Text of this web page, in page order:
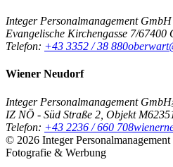
Integer Personalmanagement GmbH
Evangelische Kirchengasse 7/67400
Telefon: +43 3352 / 38 880
Wiener Neudorf
Integer Personalmanagement
IZ NÖ - Süd Straße 2, Objekt M6
Telefon: +43 2236 / 660 708
© 2026 Integer
Fotografie & Werbung